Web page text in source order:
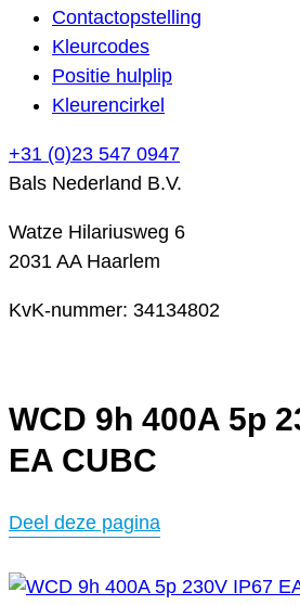
Contactopstelling
Kleurcodes
Positie hulplip
Kleurencirkel
+31 (0)23 547 0947
Bals Nederland B.V.
Watze Hilariusweg 6
2031 AA Haarlem
KvK-nummer: 34134802
WCD 9h 400A 5p
EA CUBC
Deel deze pagina